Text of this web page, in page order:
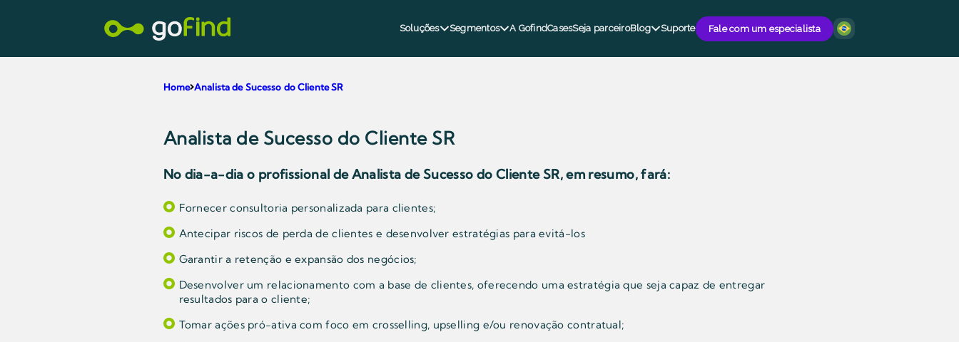
Soluções Segmentos A GofindCasesSeja parceiroBlog Suporte Fale com um especialista
Home Analista de Sucesso do Cliente SR
Analista de Sucesso do Cliente SR
No dia-a-dia o profissional deAnalista de Sucesso do Cliente SR, em resumo, fará:
Fornecer consultoria personalizada para clientes;
Antecipar riscos de perda de clientes e desenvolver estratégias para evitá-los
Garantir a retenção e expansão dos negócios;
Desenvolver um relacionamento com a base de clientes, oferecendo uma estratégia que seja capaz de entregar
resultados para o cliente;
Tomar ações pró-ativa com foco em crosselling, upselling e/ou renovação contratual;